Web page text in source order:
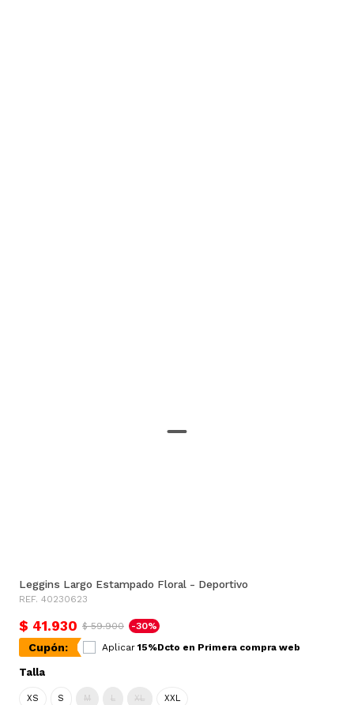
Leggins Largo Estampado Floral - Deportivo
REF. 40230623
$ 41.930 $ 59.900 -30%
Cupón: Aplicar 15%Dcto en Primera compra web
Talla
XS S M L XL XXL